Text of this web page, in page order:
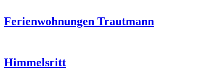
Ferienwohnungen Trautmann
Himmelsritt